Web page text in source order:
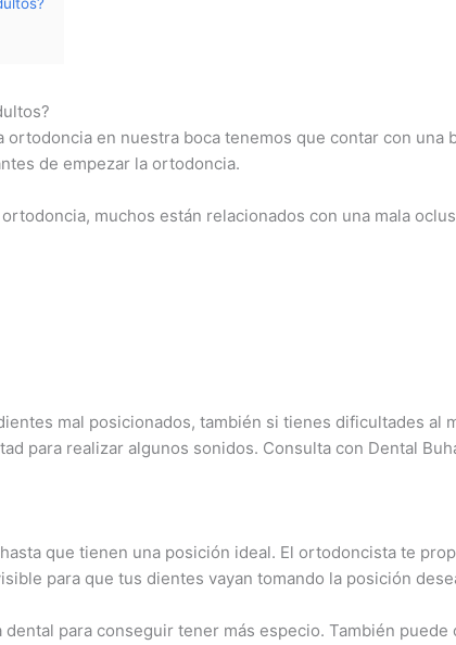
en nuestra boca tenemos que contar con una
de empezar la ortodoncia.
muchos están relacionados con una mala
mal posicionados, también si tienes dificultades al
para realizar algunos sonidos. Consulta con Dental
que tienen una posición ideal. El ortodoncista te
para que tus dientes vayan tomando la posición
para conseguir tener más especio. También